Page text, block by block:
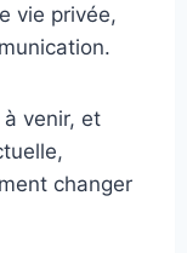
vie privée,
venir, et
changer